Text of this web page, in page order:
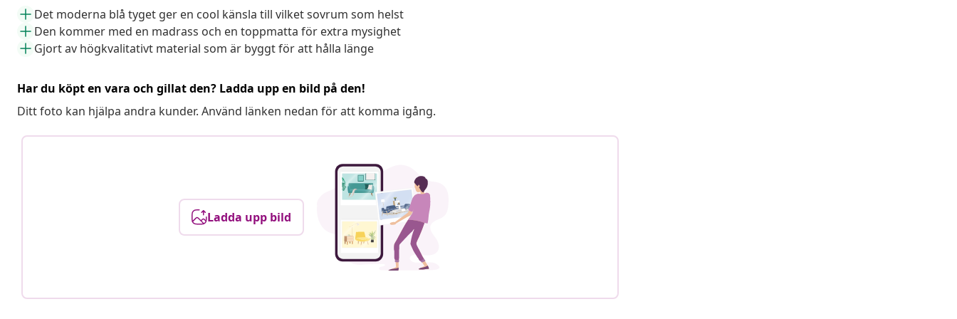
Det moderna blå tyget ger en cool känsla till vilket sovrum som helst
Den kommer med en madrass och en toppmatta för extra mysighet
Gjort av högkvalitativt material som är byggt för att hålla länge
Har du köpt en vara och gillat den? Ladda upp en bild på den!
Ditt foto kan hjälpa andra kunder. Använd länken nedan för att komma igång.
Ladda upp bild